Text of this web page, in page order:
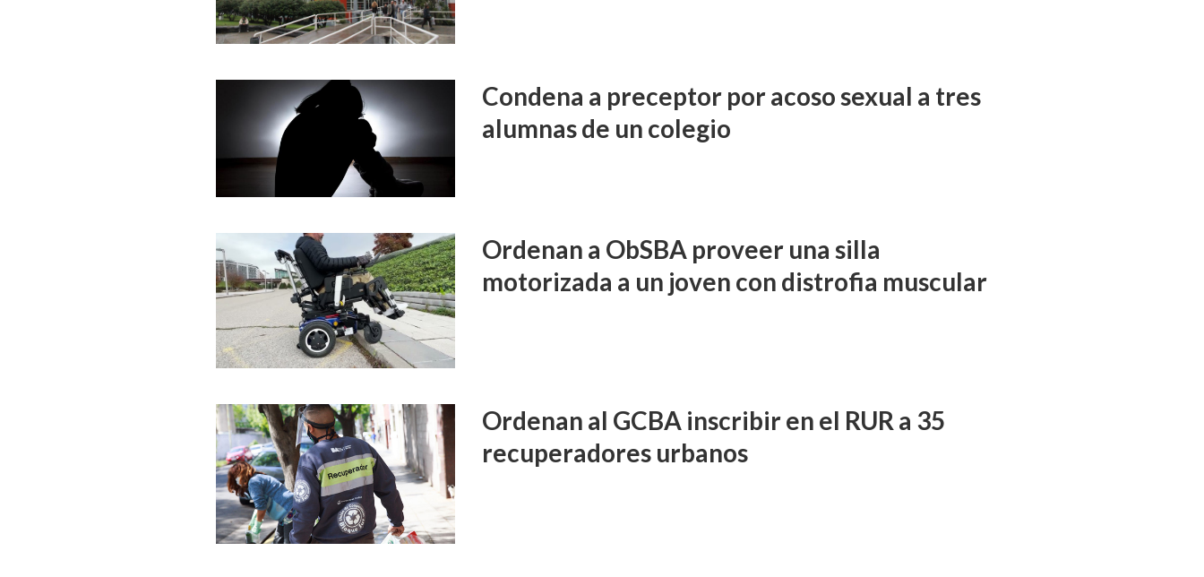
Condena a preceptor por acoso sexual a tres
alumnas de un colegio
Ordenan a ObSBA proveer una silla
motorizada a un joven con distrofia muscular
Ordenan al GCBA inscribir en el RUR a 35
recuperadores urbanos